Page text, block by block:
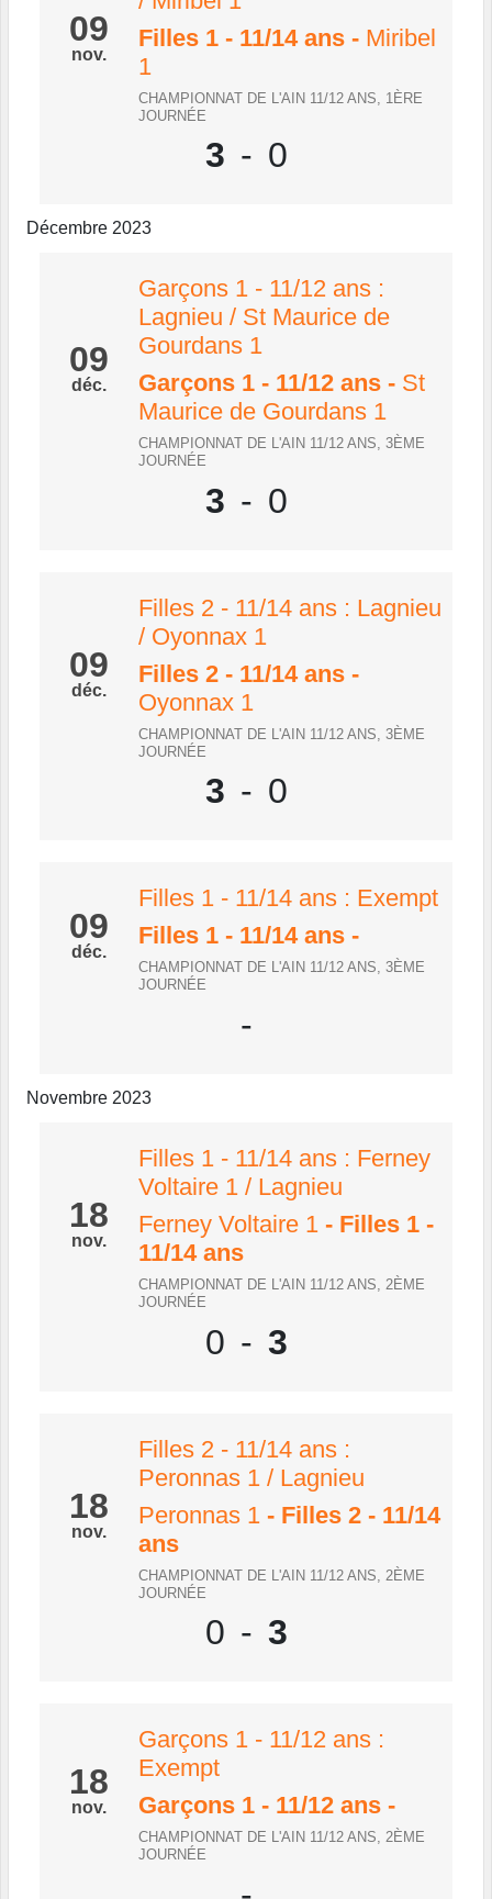
09
nov.
Filles 1 - 11/14 ans - Miribel
1
CHAMPIONNAT DE L'AIN 11/12 ANS, 1ÈRE
JOURNÉE
3 - 0
Décembre 2023
09
déc.
Garçons 1 - 11/12 ans :
Lagnieu / St Maurice de
Gourdans 1
Garçons 1 - 11/12 ans - St
Maurice de Gourdans 1
CHAMPIONNAT DE L'AIN 11/12 ANS, 3ÈME
JOURNÉE
3 - 0
09
déc.
Filles 2 - 11/14 ans : Lagnieu
/ Oyonnax 1
Filles 2 - 11/14 ans -
Oyonnax 1
CHAMPIONNAT DE L'AIN 11/12 ANS, 3ÈME
JOURNÉE
3 - 0
09
déc.
Filles 1 - 11/14 ans : Exempt
Filles 1 - 11/14 ans -
CHAMPIONNAT DE L'AIN 11/12 ANS, 3ÈME
JOURNÉE
-
Novembre 2023
18
nov.
Filles 1 - 11/14 ans : Ferney
Voltaire 1 / Lagnieu
Ferney Voltaire 1 - Filles 1 -
11/14 ans
CHAMPIONNAT DE L'AIN 11/12 ANS, 2ÈME
JOURNÉE
0 - 3
18
nov.
Filles 2 - 11/14 ans :
Peronnas 1 / Lagnieu
Peronnas 1 - Filles 2 - 11/14
ans
CHAMPIONNAT DE L'AIN 11/12 ANS, 2ÈME
JOURNÉE
0 - 3
18
nov.
Garçons 1 - 11/12 ans :
Exempt
Garçons 1 - 11/12 ans -
CHAMPIONNAT DE L'AIN 11/12 ANS, 2ÈME
JOURNÉE